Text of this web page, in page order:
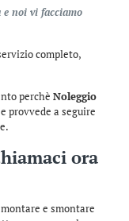
noi vi facciamo
completo,
perchè Noleggio
provvede a seguire
ora
e smontare